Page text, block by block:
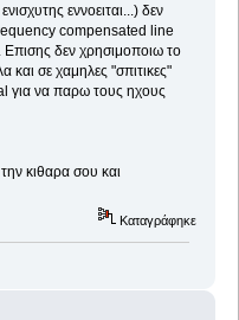
εννοειται...) δεν
compensated line
δεν χρησιμοποιω το
και σε χαμηλες "σπιτικες"
για να παρω τους ηχους
κιθαρα σου και
Καταγράφηκε